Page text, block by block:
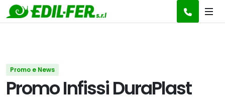
Promo e News
Promo Infissi DuraPlast